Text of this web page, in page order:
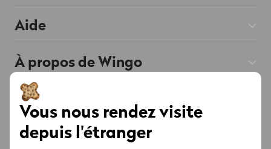
Prepaid
Roaming & Étranger
Smartphones
Offres & Promos
Abos Internet
Abos TV
Téléphonie fixe
Liste des chaînes
Offres & Promos
Aide
Mobile & Roaming
Internet & TV
Compte & Réglages
Sécurité & Facture
À propos de Wingo
Contact
Points de vente
MyWingo
Socials
Vous nous rendez visite
depuis l'étranger
Chat
Red est connectée